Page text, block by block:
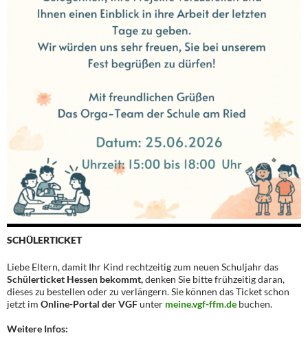
SCHÜLERTICKET
Liebe Eltern, damit Ihr Kind rechtzeitig zum neuen Schuljahr das
Schülerticket Hessen bekommt,denken Sie bitte frühzeitig daran,
dieses zu bestellen oder zu verlängern. Sie können das Ticket schon
jetzt im Online-Portal der VGFunter meine.vgf-ffm.de buchen.
Weitere Infos: